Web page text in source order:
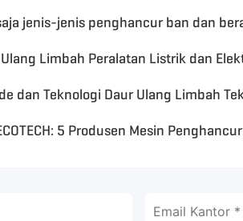
jenis-jenis penghancur ban dan
Limbah Peralatan Listrik dan
dan Teknologi Daur Ulang Limbah
5 Produsen Mesin